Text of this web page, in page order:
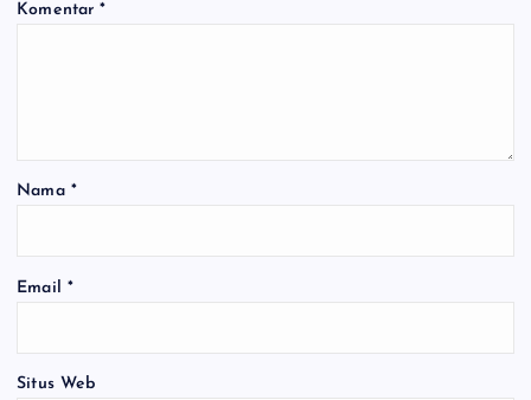
Komentar*
Nama *
Email *
Situs Web